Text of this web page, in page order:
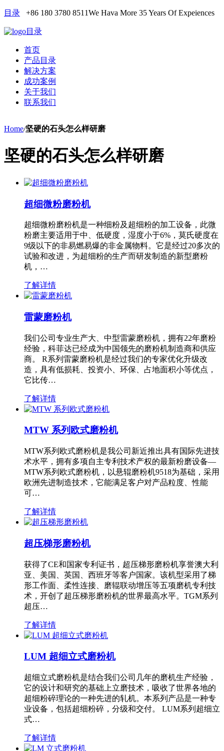
目录 +86 180 3780 8511We Hava More 35 Years Of Expeiences
目录
首页
产品目录
解决方案
成功案例
关于我们
联系我们
Home/坚硬的石头怎么样研磨
坚硬的石头怎么样研磨
超细微粉磨粉机
超细微粉磨粉机是一种细粉及超细粉的加工设备，此微
粉磨主要适用于中、低硬度，湿度小于6%，莫氏硬度在
9级以下的非易燃易爆的非金属物料。它是经过20多次的
试验和改进，为超细粉的生产而研发制造的新型磨粉
机，…
了解详情
雷蒙磨粉机
我们公司专业生产大、中型雷蒙磨粉机，拥有22年磨粉
经验，科菲达已经成为中国领先的磨粉机制造商和供应
商。 R系列雷蒙磨粉机是经过我们的专家优化升级改
造，具有低损耗、投资小、环保、占地面积小等优点，
它比传…
了解详情
MTW 系列欧式磨粉机
MTW系列欧式磨粉机是我公司新近推出具有国际先进技
术水平，拥有多项自主专利技术产权的最新粉磨设备—
MTW系列欧式磨粉机，以悬辊磨粉机9518为基础，采用
欧洲先进制造技术，它能满足客户对产品粒度、性能
可…
了解详情
超压梯形磨粉机
获得了CE和国家专利证书，超压梯形磨粉机享誉澳大利
亚、美国、英国、西班牙等客户国家。该机型采用了梯
形工作面、柔性连接、磨辊联动增压等五项磨机专利技
术，开创了超压梯形磨粉机的世界最高水平。TGM系列
超压…
了解详情
LUM 超细立式磨粉机
超细立式磨粉机是结合我们公司几年的磨机生产经验，
它的设计和研究的基础上立磨技术，吸收了世界各地的
超细粉碎理论的一种先进的轧机。本系列产品是一种专
业设备，包括超细粉碎，分级和交付。 LUM系列超细立
式…
了解详情